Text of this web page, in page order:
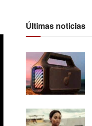
Últimas noticias